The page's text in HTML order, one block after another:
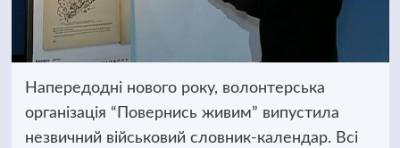
Напередодні нового року, волонтерська
організація “Повернись живим” випустила
незвичний військовий словник-календар. Всі